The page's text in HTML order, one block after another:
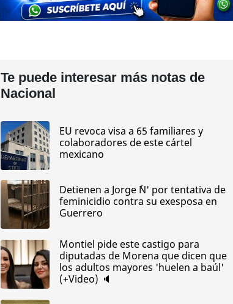
Te puede interesar más notas de
Nacional
EU revoca visa a 65 familiares y
colaboradores de este cártel
mexicano
Detienen a Jorge ´N' por tentativa de
feminicidio contra su exesposa en
Guerrero
Montiel pide este castigo para
diputadas de Morena que dicen que
los adultos mayores 'huelen a baúl'
(+Video) 🔈